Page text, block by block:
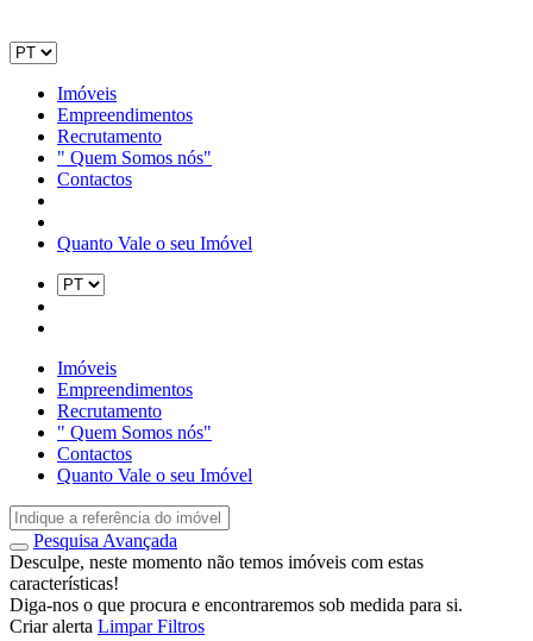
Imóveis
Empreendimentos
Recrutamento
" Quem Somos nós"
Contactos
Quanto Vale o seu Imóvel
Imóveis
Empreendimentos
Recrutamento
" Quem Somos nós"
Contactos
Quanto Vale o seu Imóvel
Pesquisa Avançada
Desculpe, neste momento não temos imóveis com estas
características!
Diga-nos o que procura e encontraremos sob medida para si.
Criar alerta Limpar Filtros